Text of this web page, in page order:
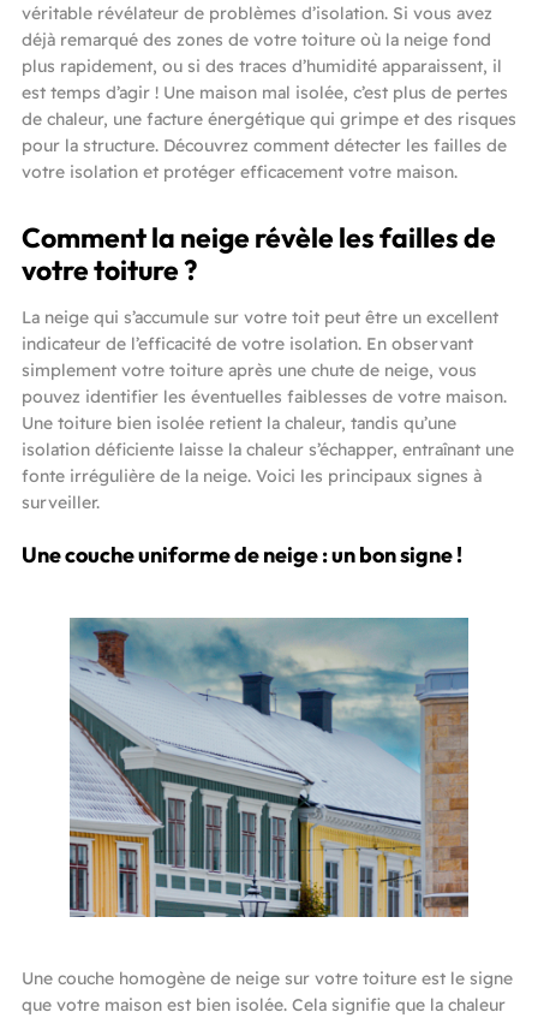
véritable révélateur de problèmes d’isolation. Si vous avez
déjà remarqué des zones de votre toiture où la neige fond
plus rapidement, ou si des traces d’humidité apparaissent, il
est temps d’agir ! Une maison mal isolée, c’est plus de pertes
de chaleur, une facture énergétique qui grimpe et des risques
pour la structure. Découvrez comment détecter les failles de
votre isolation et protéger efficacement votre maison.
Comment la neige révèle les failles de
votre toiture ?
La neige qui s’accumule sur votre toit peut être un excellent
indicateur de l’efficacité de votre isolation. En observant
simplement votre toiture après une chute de neige, vous
pouvez identifier les éventuelles faiblesses de votre maison.
Une toiture bien isolée retient la chaleur, tandis qu’une
isolation déficiente laisse la chaleur s’échapper, entraînant une
fonte irrégulière de la neige. Voici les principaux signes à
surveiller.
Une couche uniforme de neige : un bon signe !
Une couche homogène de neige sur votre toiture est le signe
que votre maison est bien isolée. Cela signifie que la chaleur